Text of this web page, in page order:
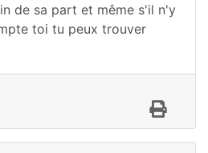
de sa part et même s'il n'y
toi tu peux trouver